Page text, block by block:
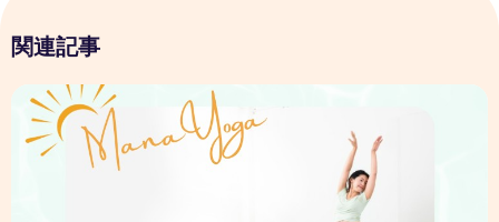
関連記事
初めまして。美顔ヨガ講師のmanaです★